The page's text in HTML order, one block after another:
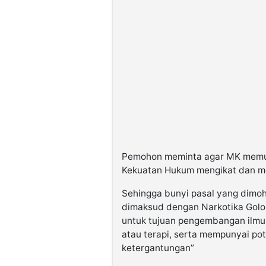
Pemohon meminta agar MK
Kekuatan Hukum mengikat dan
Sehingga bunyi pasal yang
dimaksud dengan Narkotika
untuk tujuan pengembangan
atau terapi, serta mempunyai
ketergantungan”